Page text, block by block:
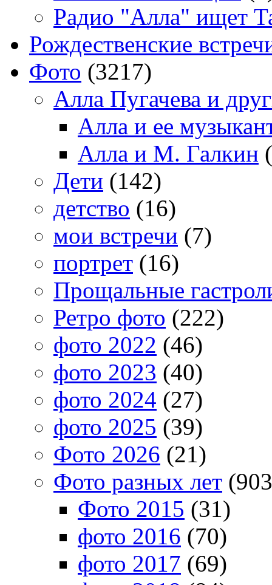
Радио "Алла" ищет
Рождественские
Фото (3217)
Алла Пугачева и
Алла и ее
Алла и М. Галкин
Дети (142)
детство (16)
мои встречи (7)
портрет (16)
Прощальные
Ретро фото (222)
фото 2022 (46)
фото 2023 (40)
фото 2024 (27)
фото 2025 (39)
Фото 2026 (21)
Фото разных лет
Фото 2015 (31)
фото 2016 (70)
фото 2017 (69)